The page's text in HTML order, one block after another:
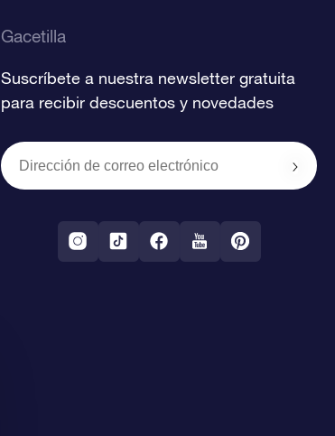
Gacetilla
Suscríbete a nuestra newsletter gratuita
para recibir descuentos y novedades